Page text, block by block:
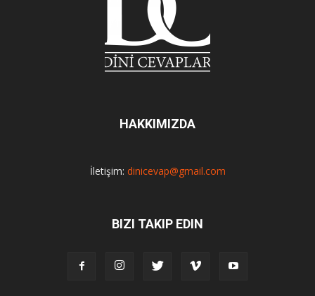
HAKKIMIZDA
İletişim: dinicevap@gmail.com
BIZI TAKIP EDIN